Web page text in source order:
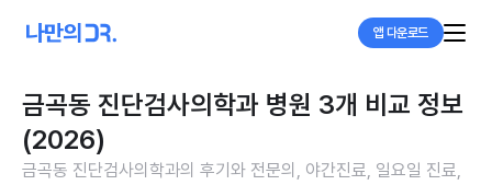
앱 다운로드
금곡동 진단검사의학과 병원 3개 비교 정보
(2026)
금곡동 진단검사의학과의 후기와 전문의, 야간진료, 일요일 진료,